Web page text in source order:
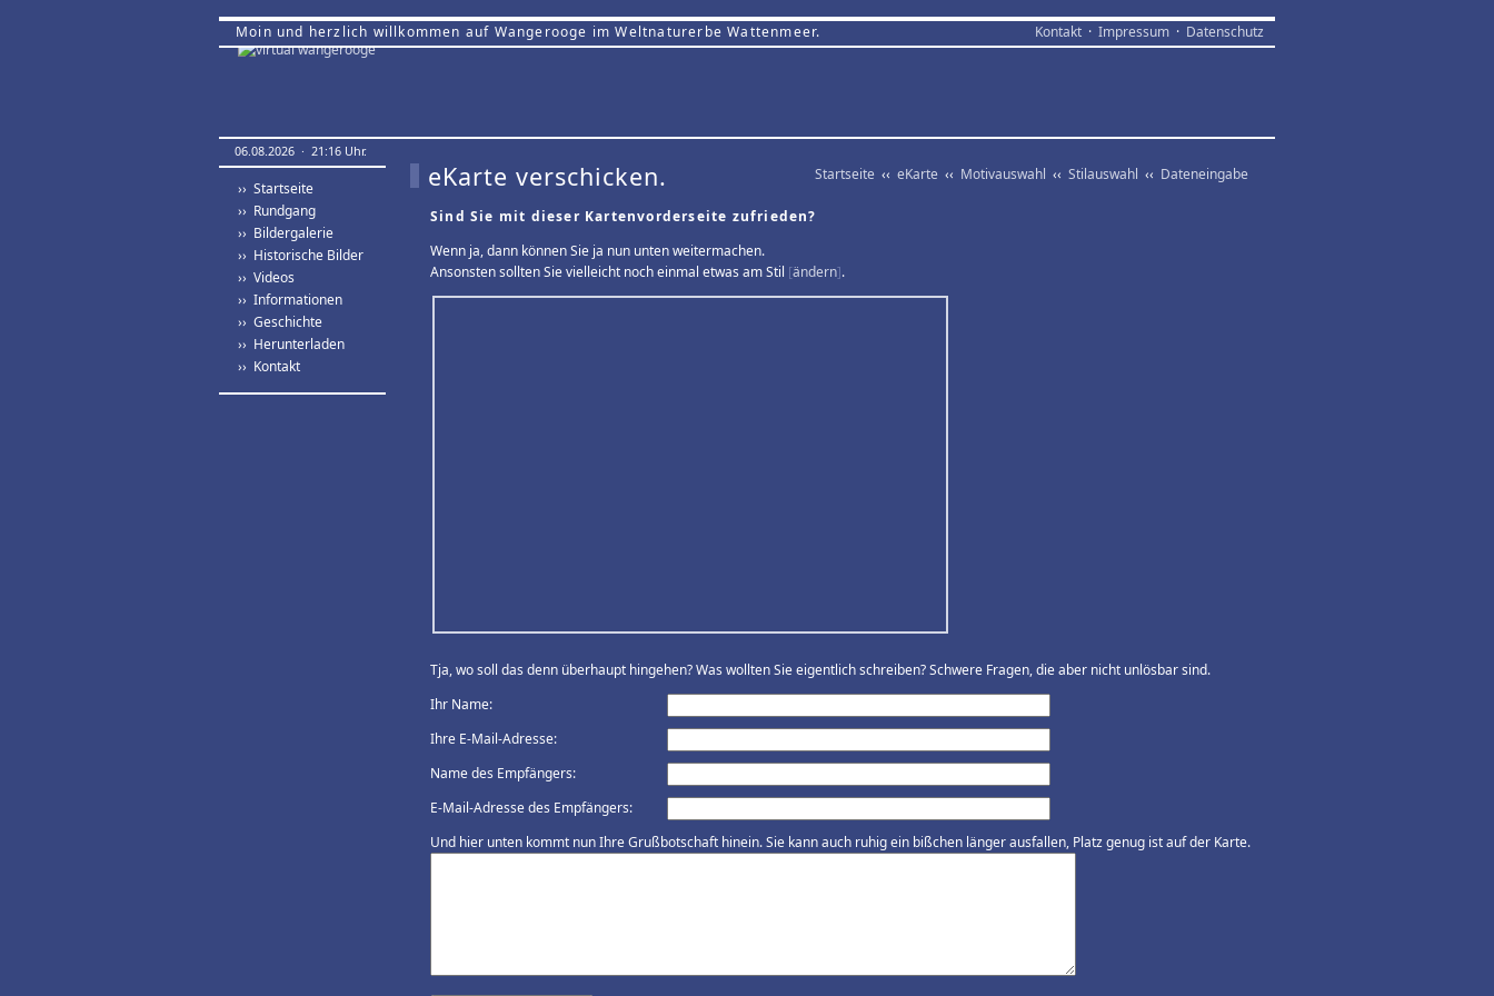
Moin und herzlich willkommen auf Wangerooge im Weltnaturerbe Wattenmeer. Kontakt · Impressum · Datenschutz
06.08.2026 · 21:16 Uhr.
›› Startseite
›› Rundgang
›› Bildergalerie
›› Historische Bilder
›› Videos
›› Informationen
›› Geschichte
›› Herunterladen
›› Kontakt
Startseite ‹‹ eKarte ‹‹ Motivauswahl ‹‹ Stilauswahl ‹‹ Dateneingabe
eKarte verschicken.
Sind Sie mit dieser Kartenvorderseite zufrieden?
Wenn ja, dann können Sie ja nun unten weitermachen.
Ansonsten sollten Sie vielleicht noch einmal etwas am Stil [ändern].
Tja, wo soll das denn überhaupt hingehen? Was wollten Sie eigentlich schreiben? Schwere Fragen, die aber nicht unlösbar sind.
Ihr Name:
Ihre E-Mail-Adresse:
Name des Empfängers:
E-Mail-Adresse des Empfängers:
Und hier unten kommt nun Ihre Grußbotschaft hinein. Sie kann auch ruhig ein bißchen länger ausfallen, Platz genug ist auf der Karte.